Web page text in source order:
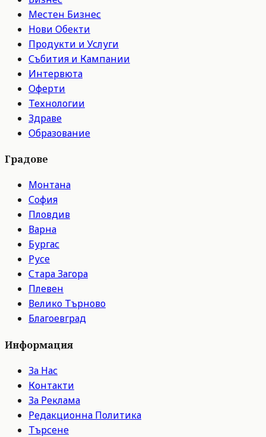
Местен Бизнес
Нови Обекти
Продукти и Услуги
Събития и Кампании
Интервюта
Оферти
Технологии
Здраве
Образование
Градове
Монтана
София
Пловдив
Варна
Бургас
Русе
Стара Загора
Плевен
Велико Търново
Благоевград
Информация
За Нас
Контакти
За Реклама
Редакционна Политика
Търсене